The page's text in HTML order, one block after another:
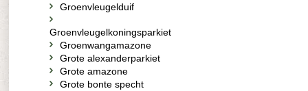
Groenvleugelduif
Groenvleugelkoningsparkiet
Groenwangamazone
Grote alexanderparkiet
Grote amazone
Grote bonte specht